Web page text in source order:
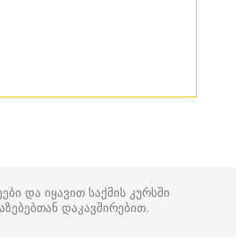
და იყავით საქმის კურსში
დაკავშირებით.